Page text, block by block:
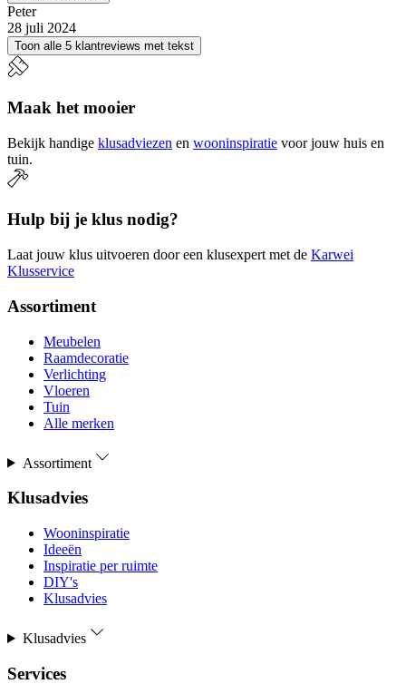
Peter
28 juli 2024
Toon alle 5 klantreviews met tekst
Maak het mooier
Bekijk handige klusadviezen en wooninspiratie voor jouw huis en
tuin.
Hulp bij je klus nodig?
Laat jouw klus uitvoeren door een klusexpert met de Karwei
Klusservice
Assortiment
Meubelen
Raamdecoratie
Verlichting
Vloeren
Tuin
Alle merken
Assortiment
Klusadvies
Wooninspiratie
Ideeën
Inspiratie per ruimte
DIY's
Klusadvies
Klusadvies
Services